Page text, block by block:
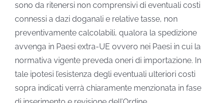
sono da ritenersi non comprensivi di eventuali costi
connessi a dazi doganali e relative tasse, non
preventivamente calcolabili, qualora la spedizione
avvenga in Paesi extra-UE ovvero nei Paesi in cui la
normativa vigente preveda oneri di importazione. In
tale ipotesi l’esistenza degli eventuali ulteriori costi
sopra indicati verrà chiaramente menzionata in fase